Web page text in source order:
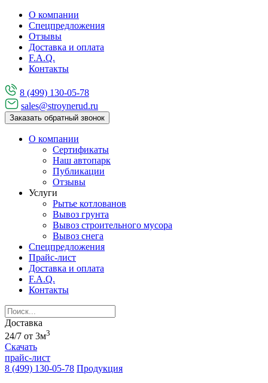
О компании
Спецпредложения
Отзывы
Доставка и оплата
F.A.Q.
Контакты
8 (499) 130-05-78
sales@stroynerud.ru
Заказать обратный звонок
О компании
Сертификаты
Наш автопарк
Публикации
Отзывы
Услуги
Рытье котлованов
Вывоз грунта
Вывоз строительного мусора
Вывоз снега
Спецпредложения
Прайс-лист
Доставка и оплата
F.A.Q.
Контакты
Доставка
24/7 от 3м3
Скачать
прайс-лист
8 (499) 130-05-78 Продукция